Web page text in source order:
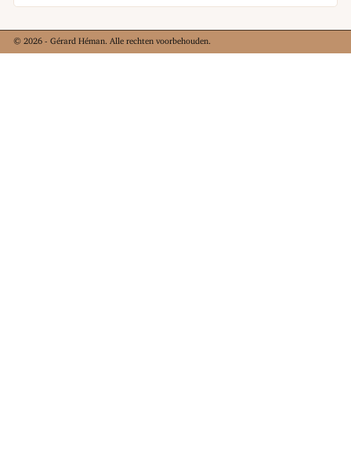
© 2026 - Gérard Héman. Alle rechten voorbehouden.